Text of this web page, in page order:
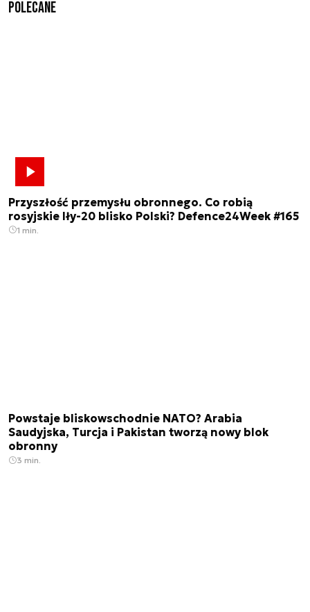
Polecane
Przyszłość przemysłu obronnego. Co robią
rosyjskie Iły-20 blisko Polski? Defence24Week #165
1 min.
Powstaje bliskowschodnie NATO? Arabia
Saudyjska, Turcja i Pakistan tworzą nowy blok
obronny
3 min.